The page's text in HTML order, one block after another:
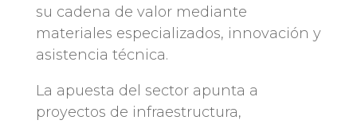
su cadena de valor mediante
materiales especializados, innovación y
asistencia técnica.
La apuesta del sector apunta a
proyectos de infraestructura,